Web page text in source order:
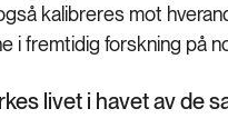
kalibreres mot
i fremtidig forskning på
livet i havet av de